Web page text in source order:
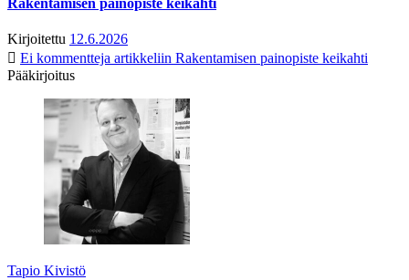
Rakentamisen painopiste keikahti
Kirjoitettu 12.6.2026
Ei kommentteja artikkeliin Rakentamisen painopiste keikahti
Pääkirjoitus
Tapio Kivistö